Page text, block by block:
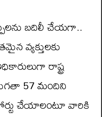
బదిలీ చేయగా..
వ్యక్తులకు
రాష్ట్ర
57 మందిని
చేయాలంటూ వారికి